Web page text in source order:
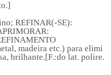
REFINAR(-SE):
madeira etc.) para elimi
brilhante.[F.:do lat. polire.